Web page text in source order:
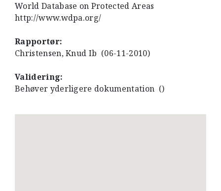
World Database on Protected Areas
http://www.wdpa.org/
Rapportør:
Christensen, Knud Ib (06-11-2010)
Validering:
Behøver yderligere dokumentation ()